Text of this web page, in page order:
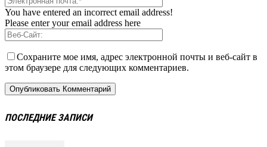
You have entered an incorrect email address!
Please enter your email address here
Сохраните мое имя, адрес электронной почты и веб-сайт в
этом браузере для следующих комментариев.
ПОСЛЕДНИЕ ЗАПИСИ